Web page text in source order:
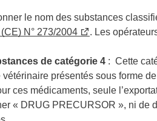
le nom des substances
N° 273/2004 . Les
de catégorie 4 : Cette
présentés sous forme
ces médicaments, seule
« DRUG PRECURSOR », ni de